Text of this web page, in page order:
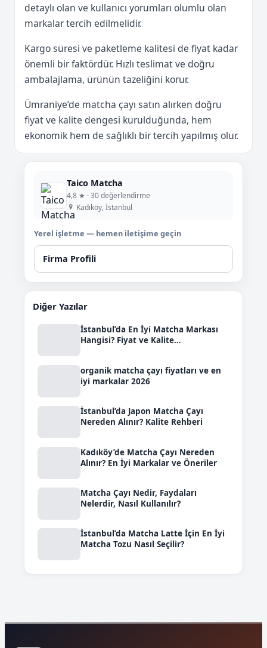
detaylı olan ve kullanıcı yorumları olumlu olan
markalar tercih edilmelidir.
Kargo süresi ve paketleme kalitesi de fiyat kadar
önemli bir faktördür. Hızlı teslimat ve doğru
ambalajlama, ürünün tazeliğini korur.
Ümraniye’de matcha çayı satın alırken doğru
fiyat ve kalite dengesi kurulduğunda, hem
ekonomik hem de sağlıklı bir tercih yapılmış olur.
Taico Matcha
4,8 ★ · 30 değerlendirme
Kadıköy, İstanbul
Yerel işletme — hemen iletişime geçin
Firma Profili
Diğer Yazılar
İstanbul’da En İyi Matcha Markası
Hangisi? Fiyat ve Kalite
organik matcha çayı fiyatları ve en
iyi markalar 2026
İstanbul’da Japon Matcha Çayı
Nereden Alınır? Kalite Rehberi
Kadıköy’de Matcha Çayı Nereden
Alınır? En İyi Markalar ve Öneriler
Matcha Çayı Nedir, Faydaları
Nelerdir, Nasıl Kullanılır?
İstanbul’da Matcha Latte İçin En İyi
Matcha Tozu Nasıl Seçilir?